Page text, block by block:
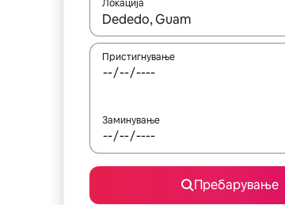
Локација
Кога резултатите се достапни,
Пристигнување
Заминување
Пребарување